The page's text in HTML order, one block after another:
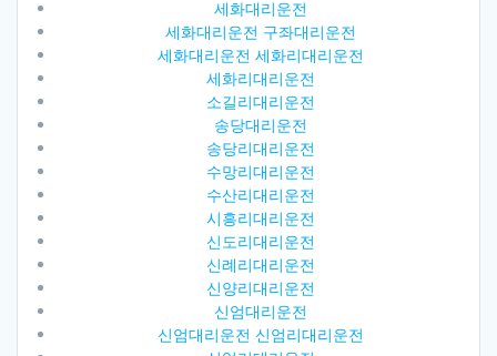
세화대리운전
세화대리운전 구좌대리운전
세화대리운전 세화리대리운전
세화리대리운전
소길리대리운전
송당대리운전
송당리대리운전
수망리대리운전
수산리대리운전
시흥리대리운전
신도리대리운전
신례리대리운전
신양리대리운전
신엄대리운전
신엄대리운전 신엄리대리운전